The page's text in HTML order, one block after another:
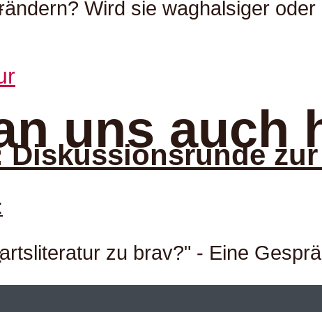
uns auch
Wird sie waghalsiger
Diskussionsrunde
zu brav?" - Eine